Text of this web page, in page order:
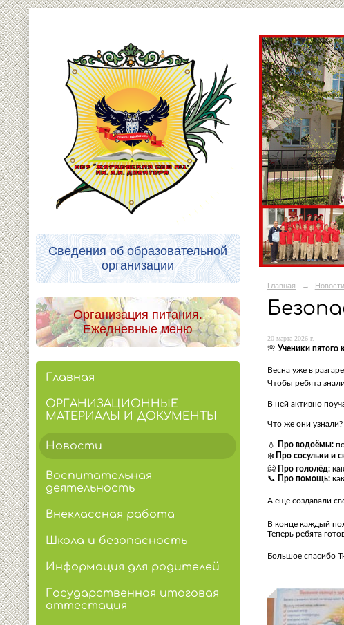
Сведения об образовательной
организации
Организация питания.
Ежедневные меню
Главная
ОРГАНИЗАЦИОННЫЕ
МАТЕРИАЛЫ И ДОКУМЕНТЫ
Новости
Воспитательная
деятельность
Внеклассная работа
Школа и безопасность
Информация для родителей
Государственная итоговая
аттестация
Главная → Новости
20 марта 2026 г.
🌸 Ученики пятого
Весна уже в
Чтобы ребята
В ней активно
Что же они узнали?
💧 Про водоёмы:
❄️ Про сосульки и
🥶 Про гололёд:
📞 Про помощь:
А еще создавали
В конце каждый
Теперь ребята
Большое спасибо